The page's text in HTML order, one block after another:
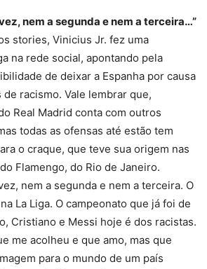
nem a segunda e nem a terceira…”
stories, Vinicius Jr. fez uma
na rede social, apontando pela
de deixar a Espanha por causa
racismo. Vale lembrar que,
Real Madrid conta com outros
todas as ofensas até estão tem
o craque, que teve sua origem nas
Flamengo, do Rio de Janeiro.
nem a segunda e nem a terceira. O
La Liga. O campeonato que já foi de
Cristiano e Messi hoje é dos racistas.
me acolheu e que amo, mas que
para o mundo de um país